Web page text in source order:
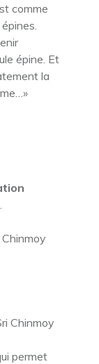
comme
épine. Et
la
Chinmoy
Chinmoy
permet